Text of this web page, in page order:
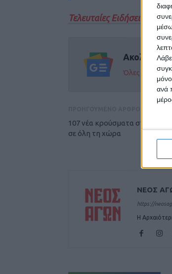
ανά
Τελευταίες Ειδήσεις
Όλες οι
107 νέα κρούσματα στο Ν.
σε όλη τη χώρα
ΝΕΟΣ
https://
Η